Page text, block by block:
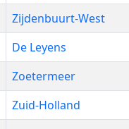
Zijdenbuurt-West
De Leyens
Zoetermeer
Zuid-Holland